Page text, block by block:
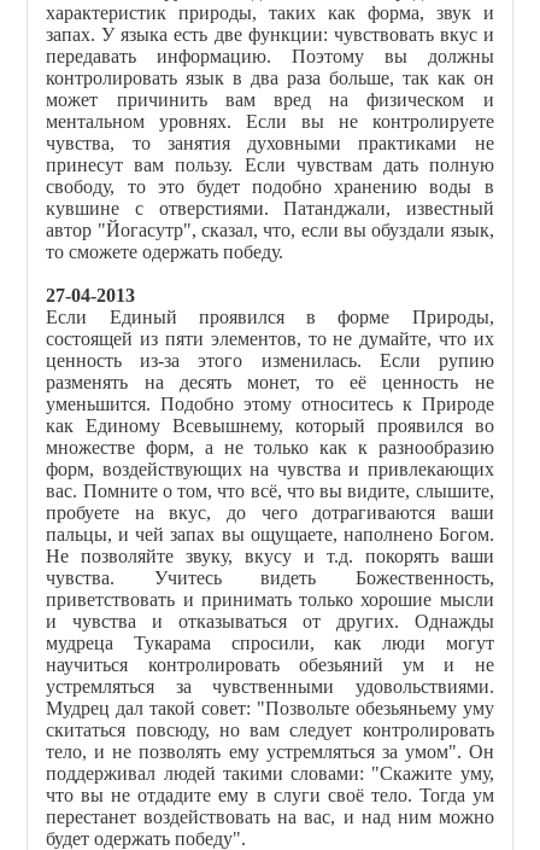
характеристик природы, таких как форма, звук и
запах. У языка есть две функции: чувствовать вкус и
передавать информацию. Поэтому вы должны
контролировать язык в два раза больше, так как он
может причинить вам вред на физическом и
ментальном уровнях. Если вы не контролируете
чувства, то занятия духовными практиками не
принесут вам пользу. Если чувствам дать полную
свободу, то это будет подобно хранению воды в
кувшине с отверстиями. Патанджали, известный
автор "Йогасутр", сказал, что, если вы обуздали язык,
то сможете одержать победу.
27-04-2013
Если Единый проявился в форме Природы,
состоящей из пяти элементов, то не думайте, что их
ценность из-за этого изменилась. Если рупию
разменять на десять монет, то её ценность не
уменьшится. Подобно этому относитесь к Природе
как Единому Всевышнему, который проявился во
множестве форм, а не только как к разнообразию
форм, воздействующих на чувства и привлекающих
вас. Помните о том, что всё, что вы видите, слышите,
пробуете на вкус, до чего дотрагиваются ваши
пальцы, и чей запах вы ощущаете, наполнено Богом.
Не позволяйте звуку, вкусу и т.д. покорять ваши
чувства. Учитесь видеть Божественность,
приветствовать и принимать только хорошие мысли
и чувства и отказываться от других. Однажды
мудреца Тукарама спросили, как люди могут
научиться контролировать обезьяний ум и не
устремляться за чувственными удовольствиями.
Мудрец дал такой совет: "Позвольте обезьяньему уму
скитаться повсюду, но вам следует контролировать
тело, и не позволять ему устремляться за умом". Он
поддерживал людей такими словами: "Скажите уму,
что вы не отдадите ему в слуги своё тело. Тогда ум
перестанет воздействовать на вас, и над ним можно
будет одержать победу".